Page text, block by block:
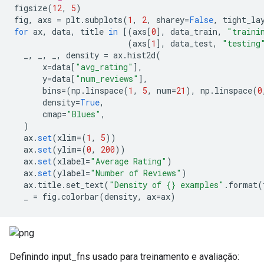
figsize(12, 5)
fig, axs = plt. subplots(1 , 2, sharey=False,
for ax, data, title in [(axs [0], data_train,
(axs [1 ], data_test,
, , , density = ax.hist2d(
x=data [ "avg_rating" ],
y=data [ "num_reviews" ],
bins=(np . linspace(1 , 5, num=21 ), np . linspace(0
density=True,
cmap="Blues" ,
)
ax.set(xlim=(1 , 5))
ax.set(ylim=(0, 200))
ax.set(xlabel="Average Rating" )
ax.set(ylabel="Number of Reviews" )
ax. title. set_text( "Density of {} examples" . format(
= fig .colorbar(density, ax=ax)
Definindo input_fns usado para treinamento e avaliação: